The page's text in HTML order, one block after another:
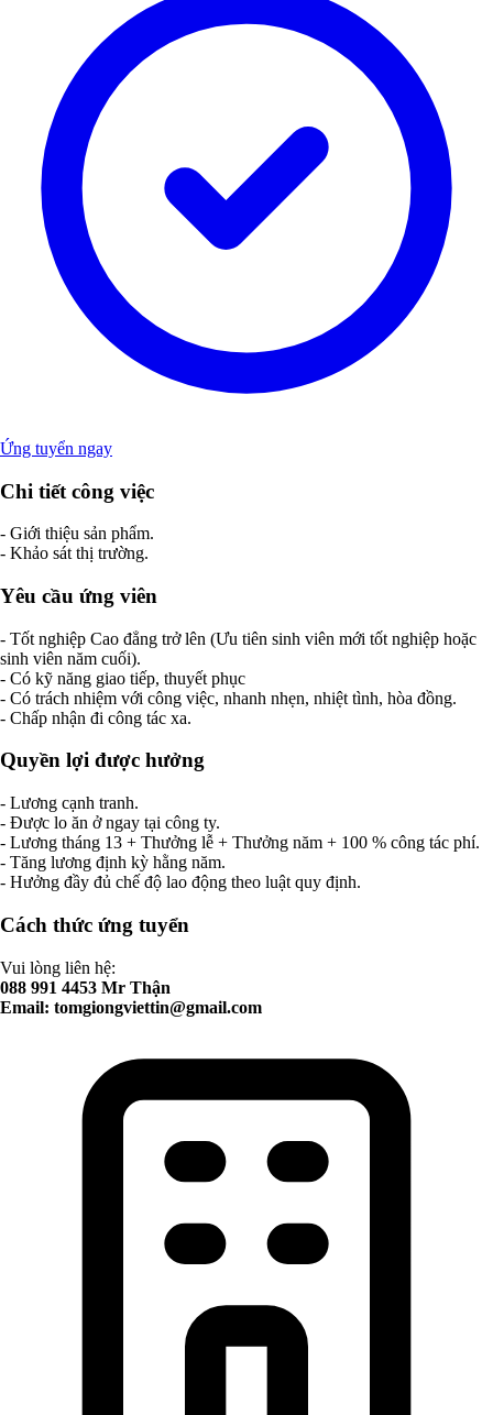
Ứng tuyển ngay
Chi tiết công việc
- Giới thiệu sản phẩm.
- Khảo sát thị trường.
Yêu cầu ứng viên
- Tốt nghiệp Cao đẳng trở lên (Ưu tiên sinh viên mới tốt nghiệp hoặc
sinh viên năm cuối).
- Có kỹ năng giao tiếp, thuyết phục
- Có trách nhiệm với công việc, nhanh nhẹn, nhiệt tình, hòa đồng.
- Chấp nhận đi công tác xa.
Quyền lợi được hưởng
- Lương cạnh tranh.
- Được lo ăn ở ngay tại công ty.
- Lương tháng 13 + Thưởng lễ + Thưởng năm + 100 % công tác phí.
- Tăng lương định kỳ hằng năm.
- Hưởng đầy đủ chế độ lao động theo luật quy định.
Cách thức ứng tuyển
Vui lòng liên hệ:
088 991 4453 Mr Thận
Email: tomgiongviettin@gmail.com